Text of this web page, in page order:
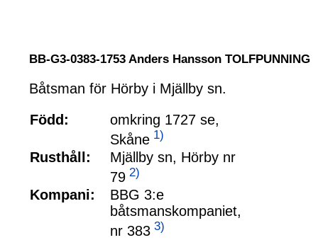
BB-G3-0383-1753 Anders Hansson TOLFPUNNING
Båtsman för Hörby i Mjällby sn.
Född:
omkring 1727 se,
Skåne 1)
Rusthåll:
Mjällby sn, Hörby nr
79 2)
Kompani:
BBG 3:e
båtsmanskompaniet,
nr 383 3)